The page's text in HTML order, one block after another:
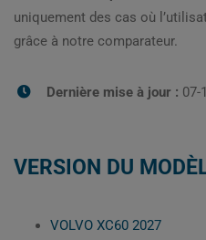
uniquement des cas où
grâce à notre comparateur.
Dernière mise à jour : 07-
VERSION DU
VOLVO XC60 2027